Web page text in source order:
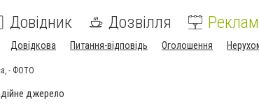
Довідник Дозвілля
Довідкова Питання-відповідь Оголошення
- ФОТО
джерело